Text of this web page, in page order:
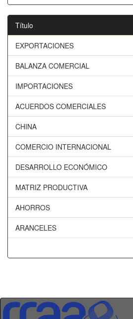
Título
EXPORTACIONES
BALANZA COMERCIAL
IMPORTACIONES
ACUERDOS COMERCIALES
CHINA
COMERCIO INTERNACIONAL
DESARROLLO ECONÓMICO
MATRIZ PRODUCTIVA
AHORROS
ARANCELES